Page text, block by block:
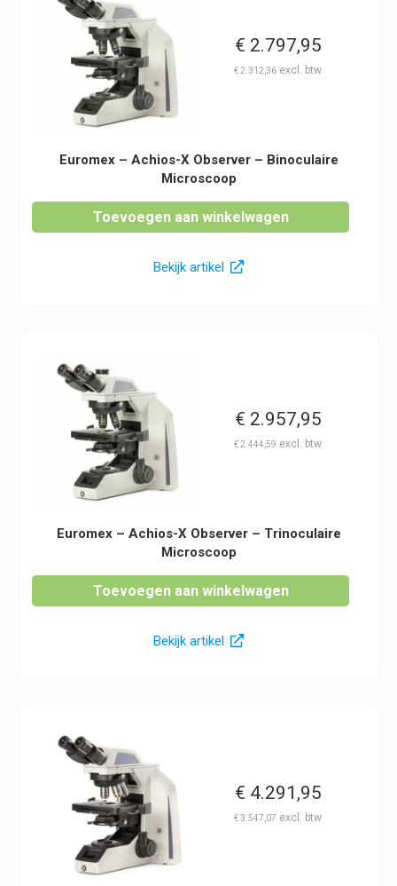
hoeveelheid
€ 2.797,95
€2.312,36
Euromex – Achios-X Observer – Binoculaire
Microscoop
Toevoegen aan winkelwagen
Bekijk artikel
€ 2.957,95
€2.444,59
Euromex – Achios-X Observer – Trinoculaire
Microscoop
Toevoegen aan winkelwagen
Bekijk artikel
€ 4.291,95
€3.547,07